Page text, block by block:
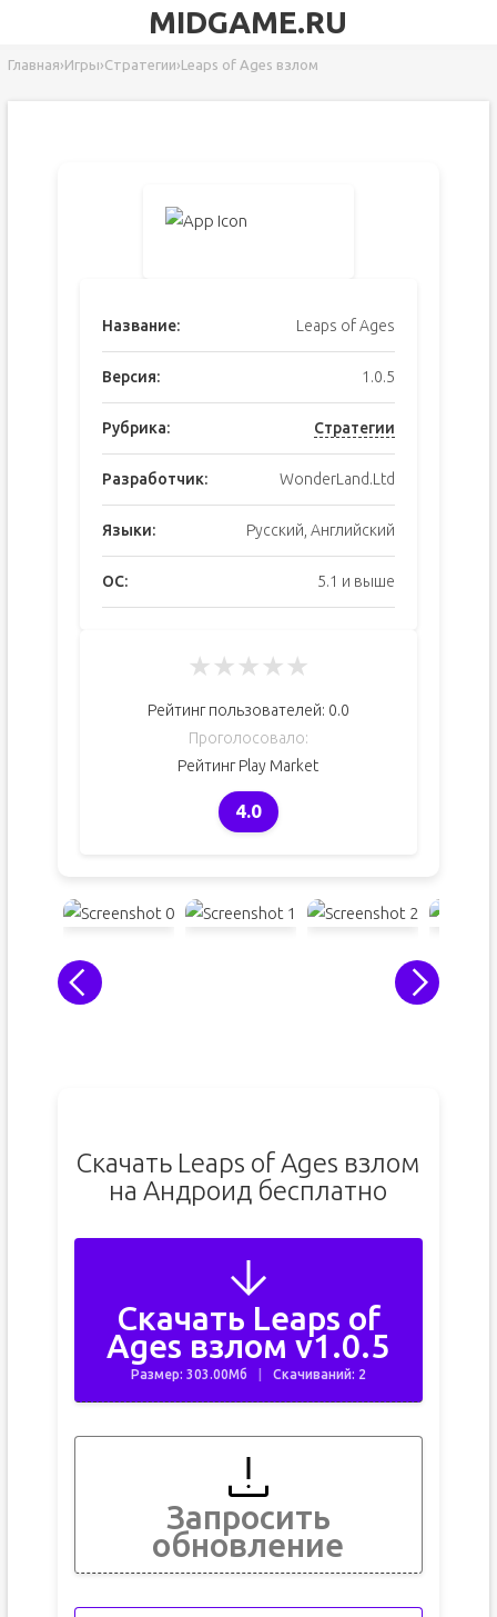
MIDGAME.RU
Главная›Игры›Стратегии›Leaps of Ages взлом
Название: Leaps of Ages
Версия: 1.0.5
Рубрика: Стратегии
Разработчик: WonderLand.Ltd
Языки: Русский, Английский
ОС: 5.1 и выше
★★★★★
Рейтинг пользователей: 0.0
Проголосовало:
Рейтинг Play Market
4.0
Скачать Leaps of Ages взлом
на Андроид бесплатно
Скачать Leaps of
Ages взлом v1.0.5
Размер: 303.00Мб Скачиваний: 2
Запросить
обновление